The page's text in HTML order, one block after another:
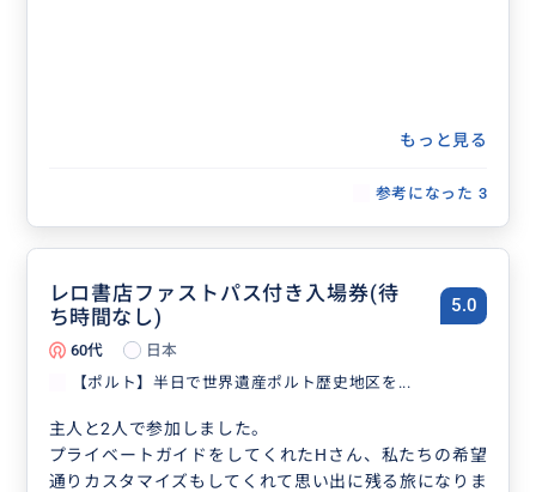
もっと見る
参考になった 3
レロ書店ファストパス付き入場券(待
ち時間なし)
5.0
60代
日本
【ポルト】半日で世界遺産ポルト歴史地区を...
主人と2人で参加しました。
プライベートガイドをしてくれたHさん、私たちの希望
通りカスタマイズもしてくれて思い出に残る旅になりま